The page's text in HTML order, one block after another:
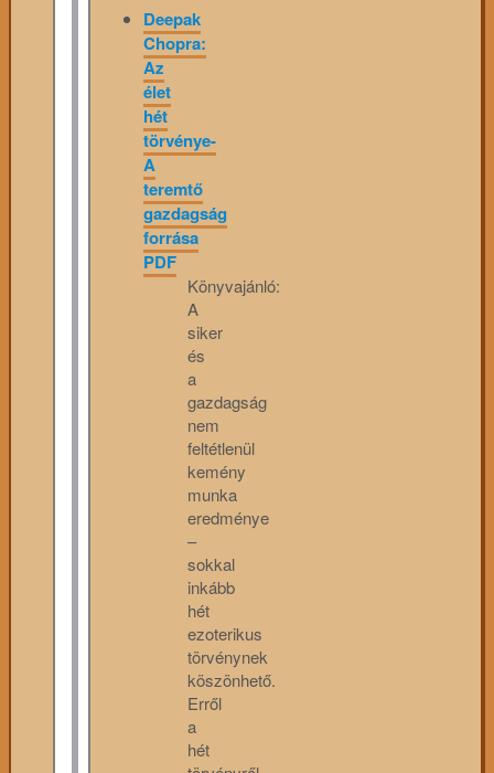
Deepak
Chopra:
Az
élet
hét
törvénye-
A
teremtő
gazdagság
forrása
PDF
Könyvajánló:
A
siker
és
a
gazdagság
nem
feltétlenül
kemény
munka
eredménye
–
sokkal
inkább
hét
ezoterikus
törvénynek
köszönhető.
Erről
a
hét